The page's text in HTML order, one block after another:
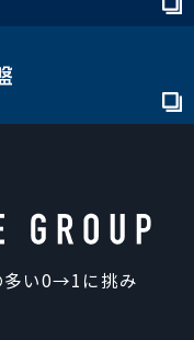
多い0→1に挑み